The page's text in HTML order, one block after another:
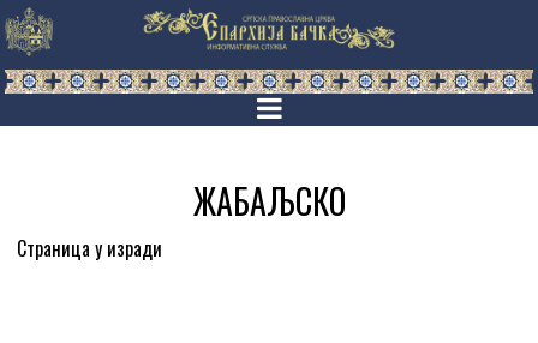
ЖАБАЉСКО
Страница у изради